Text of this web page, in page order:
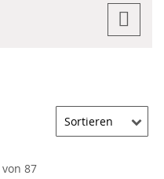
von 87